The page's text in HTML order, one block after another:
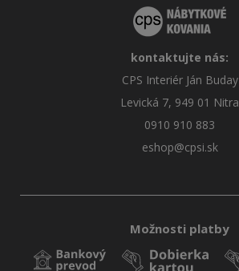
kontaktujte nás:
CPS Interiér Ján Buday
Levická 7, 949 01 Nitra
0910 910 883
eshop@cpsi.sk
Možnosti platby